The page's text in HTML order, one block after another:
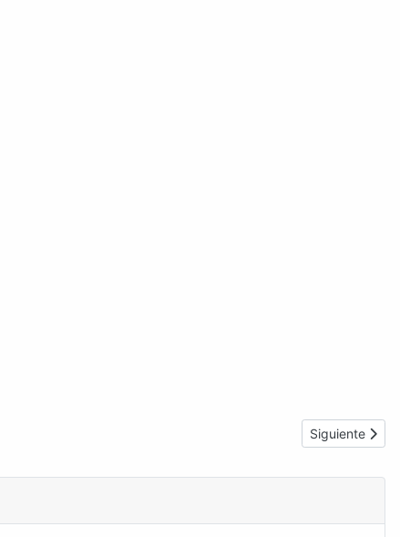
Artículo
Siguiente